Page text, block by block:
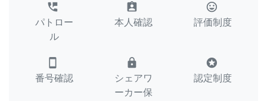
perm_phone_msg
パトロー
ル
assignment_ind
本人確認
tag_faces
評価制度
smartphone
番号確認
lock
シェアワ
ーカー保
stars
認定制度